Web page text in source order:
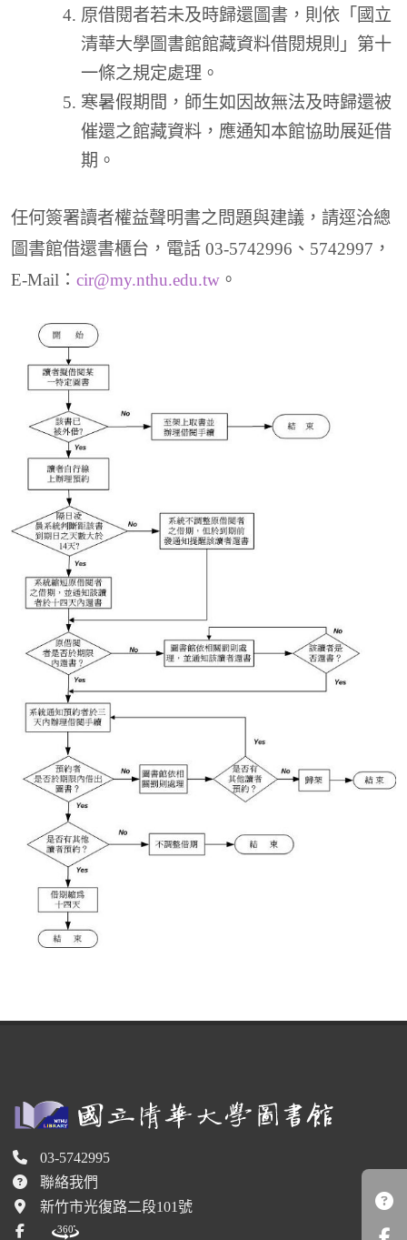
原借閱者若未及時歸還圖書，則依「國立
清華大學圖書館館藏資料借閱規則」第十
一條之規定處理。
寒暑假期間，師生如因故無法及時歸還被
催還之館藏資料，應通知本館協助展延借
期。
任何簽署讀者權益聲明書之問題與建議，請逕洽總
圖書館借還書櫃台，電話 03-5742996、5742997，
E-Mail： cir@my.nthu.edu.tw 。
03-5742995
聯絡我們
新竹市光復路二段101號